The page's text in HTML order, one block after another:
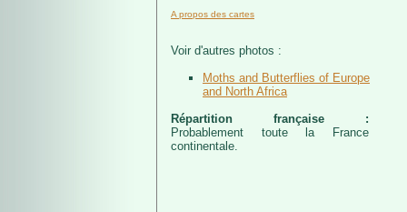
A propos des cartes
Voir d'autres photos :
Moths and Butterflies of Europe
and North Africa
Répartition française :
Probablement toute la France
continentale.